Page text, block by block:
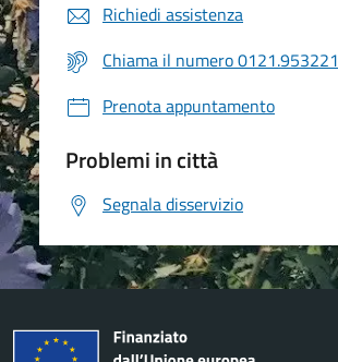
Richiedi assistenza
Chiama il numero 0121.953221
Prenota appuntamento
Problemi in città
Segnala disservizio